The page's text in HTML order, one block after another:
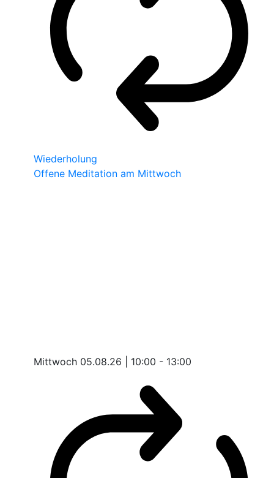
Wiederholung
Offene Meditation am Mittwoch
Mittwoch 05.08.26 | 10:00 - 13:00